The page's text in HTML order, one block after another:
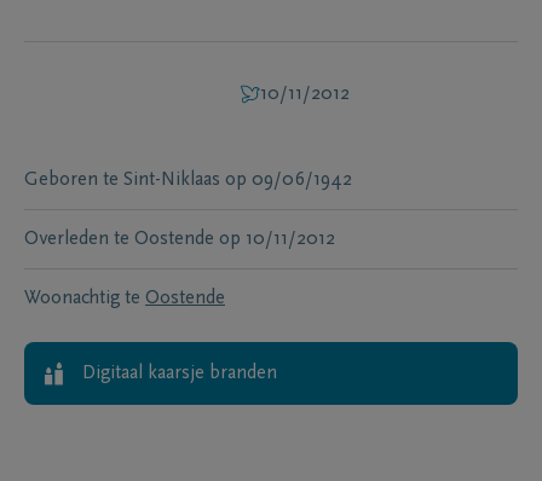
10/11/2012
Geboren te Sint-Niklaas op 09/06/1942
Overleden te Oostende op 10/11/2012
Woonachtig te Oostende
Digitaal kaarsje branden